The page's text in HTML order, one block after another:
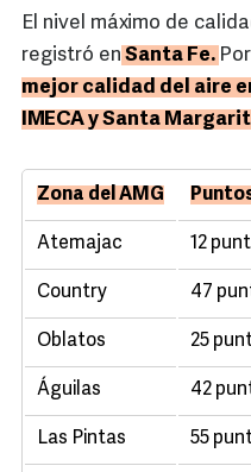
El nivel máximo de
registró en Santa Fe.
mejor calidad del aire
IMECA y Santa
Zona del AMG
Atemajac 12
Country 47
Oblatos 25
Águilas 42
Las Pintas 55